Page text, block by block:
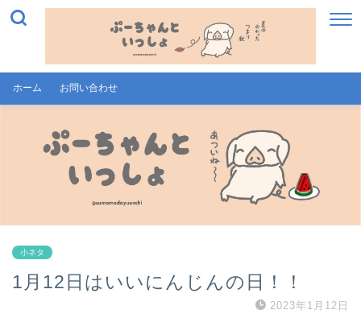
ホーム お問い合わせ
小ネタ
1月12日はいいにんじんの日！！
2023年1月12日